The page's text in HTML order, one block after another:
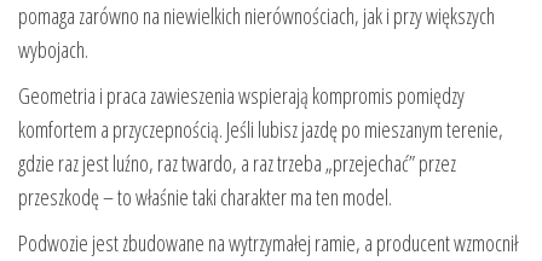
pomaga zarówno na niewielkich nierównościach, jak i przy większych
wybojach.
Geometria i praca zawieszenia wspierają kompromis pomiędzy
komfortem a przyczepnością. Jeśli lubisz jazdę po mieszanym terenie,
gdzie raz jest luźno, raz twardo, a raz trzeba „przejechać” przez
przeszkodę – to właśnie taki charakter ma ten model.
Podwozie jest zbudowane na wytrzymałej ramie, a producent wzmocnił